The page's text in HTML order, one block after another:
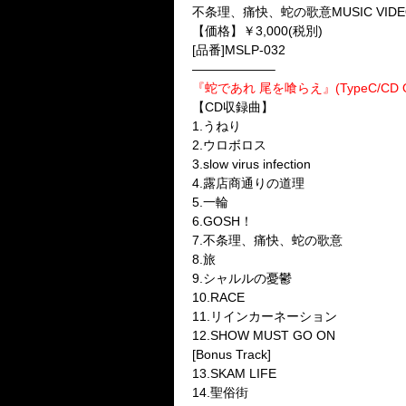
不条理、痛快、蛇の歌意MUSIC
【価格】￥3,000(税別)
[品番]MSLP-032
——————–
『蛇であれ 尾を喰らえ』(TypeC/CD
【CD収録曲】
1.うねり
2.ウロボロス
3.slow virus infection
4.露店商通りの道理
5.一輪
6.GOSH！
7.不条理、痛快、蛇の歌意
8.旅
9.シャルルの憂鬱
10.RACE
11.リインカーネーション
12.SHOW MUST GO ON
[Bonus Track]
13.SKAM LIFE
14.聖俗街